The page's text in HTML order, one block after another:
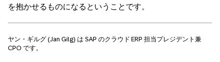
を抱かせるものになるということです。
ヤン・ギルグ (Jan Gilg) は SAP のクラウド ERP 担当プレジデント兼
CPO です。